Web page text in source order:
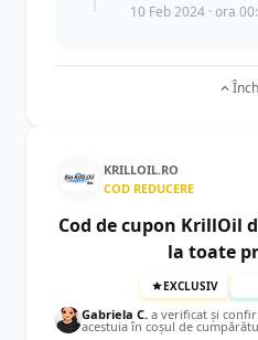
10 Feb 2024 · ora
KRILLOIL.RO
COD REDUCERE
Cod de cupon KrillOil
la toate
EXCLUSIV
Gabriela C. a verificat și
acestuia în coșul de